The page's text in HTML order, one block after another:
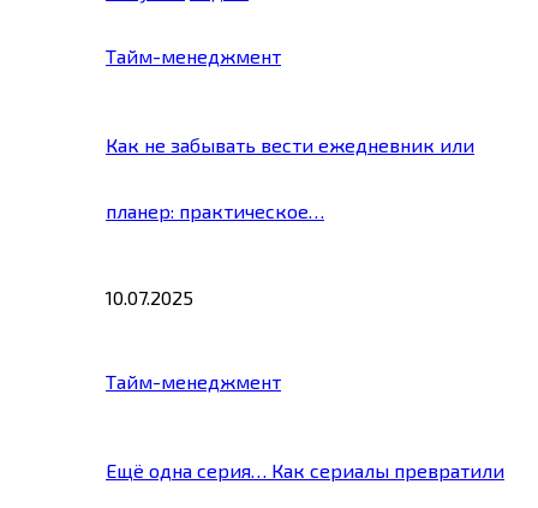
Тайм-менеджмент
Как не забывать вести ежедневник или
планер: практическое…
10.07.2025
Тайм-менеджмент
Ещё одна серия… Как сериалы превратили